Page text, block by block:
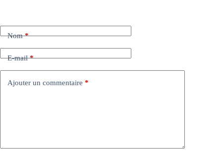
Nom*
E-mail*
Ajouter un commentaire *